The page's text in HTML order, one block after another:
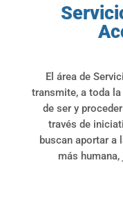
El área de
transmite, a toda
de ser y
través de
buscan aportar a
más